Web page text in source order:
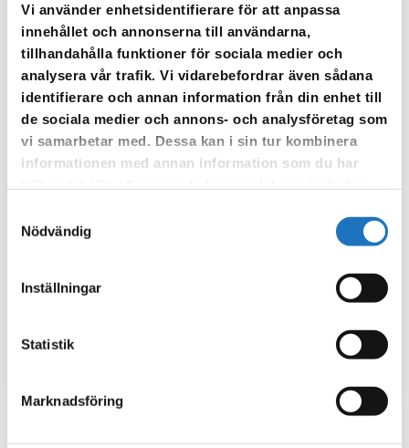
Vi använder enhetsidentifierare för att anpassa
innehållet och annonserna till användarna,
tillhandahålla funktioner för sociala medier och
analysera vår trafik. Vi vidarebefordrar även sådana
identifierare och annan information från din enhet till
de sociala medier och annons- och analysföretag som
vi samarbetar med. Dessa kan i sin tur kombinera
informationen med annan information som du har
Nödvändig
Inställningar
Statistik
Marknadsföring
insamlingssystem. Pantburkar och pantflaskor ska lämnas i
en pantautomat.